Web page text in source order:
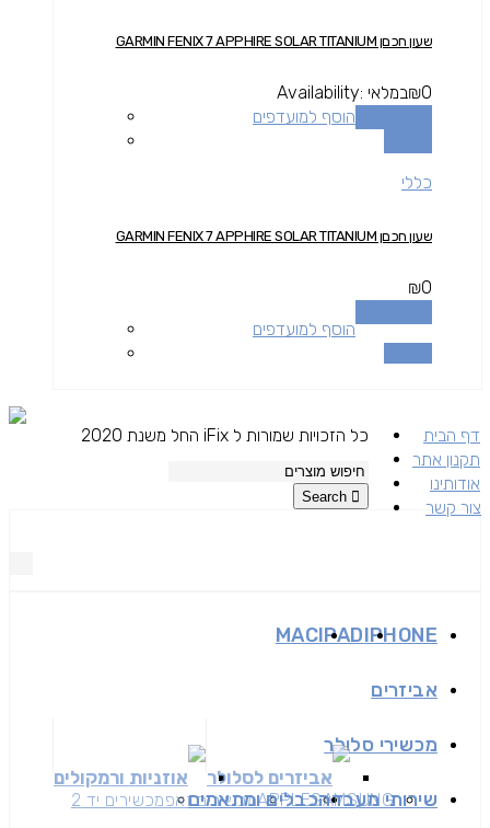
שעון חכםן GARMIN FENIX 7 APPHIRE SOLAR TITANIUM
₪0
Availability: במלאי
הוסף למועדפים
כללי
שעון חכםן GARMIN FENIX 7 APPHIRE SOLAR TITANIUM
₪0
הוסף למועדפים
דף הבית
תקנון אתר
אודותינו
צור קשר
כל הזכויות שמורות ל iFix החל משנת 2020
IPHONE
IPAD
MAC
אביזרים
אביזרים לסלולר אוזניות ורמקולים
מכשירי סלולר
SAMSUNG
APPLEמכשירים זאפמכשירים יד 2 שירותי מעבדהכבלים ומתאמים
Search